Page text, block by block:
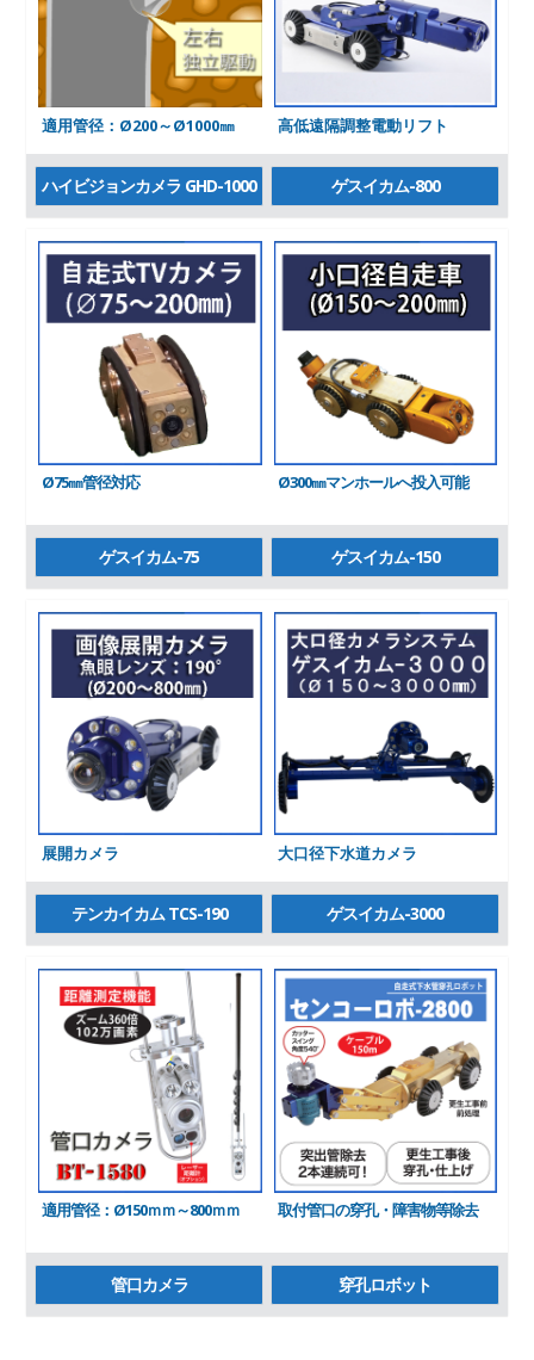
適用管径：Ø200～Ø1000㎜ 高低遠隔調整電動リフト
ハイビジョンカメラ GHD-1000 ゲスイカム-800
Ø75㎜管径対応 Ø300㎜マンホールへ投入可能
ゲスイカム-75 ゲスイカム-150
展開カメラ 大口径下水道カメラ
テンカイカム TCS-190 ゲスイカム-3000
適用管径：Ø150ｍｍ～800ｍｍ 取付管口の穿孔・障害物等除去
管口カメラ 穿孔ロボット